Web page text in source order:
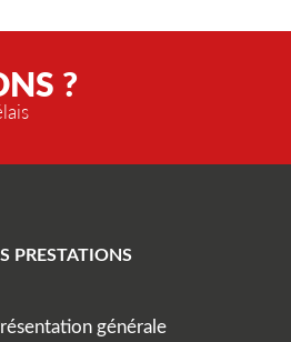
?
PRESTATIONS
générale